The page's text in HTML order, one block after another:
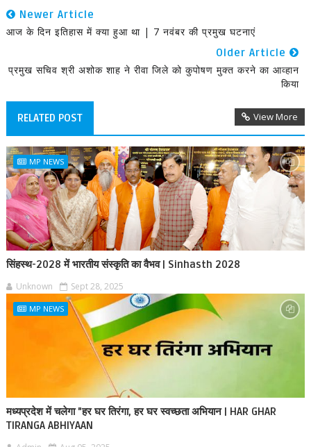
Newer Article
आज के दिन इतिहास में क्या हुआ था | 7 नवंबर की प्रमुख घटनाएं
Older Article
प्रमुख सचिव श्री अशोक शाह ने रीवा जिले को कुपोषण मुक्त करने का आव्हान
किया
RELATED POST View More
MP NEWS
सिंहस्थ-2028 में भारतीय संस्कृति का वैभव | Sinhasth 2028
Unknown Sept 28, 2025
MP NEWS
मध्यप्रदेश में चलेगा "हर घर तिरंगा, हर घर स्वच्छता अभियान | HAR GHAR
TIRANGA ABHIYAAN